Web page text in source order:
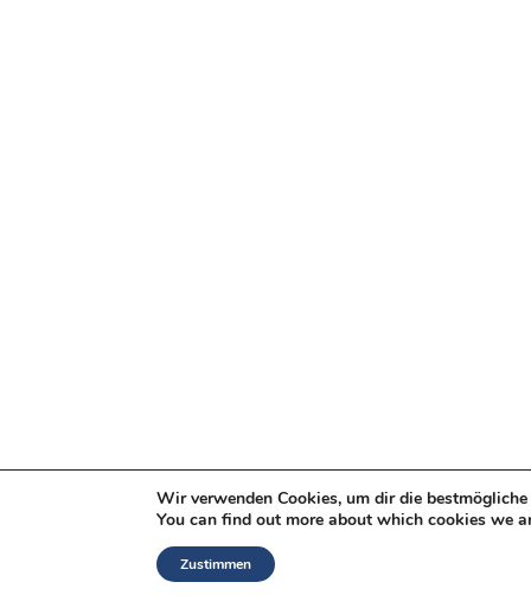
Wir verwenden Cookies, um dir die
You can find out more about which cookies we
Zustimmen